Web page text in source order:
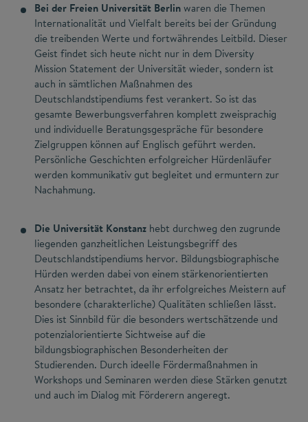
Bei der Freien Universität Berlinwaren die Themen
Internationalität und Vielfalt bereits bei der Gründung
die treibenden Werte und fortwährendes Leitbild. Dieser
Geist findet sich heute nicht nur in dem Diversity
Mission Statement der Universität wieder, sondern ist
auch in sämtlichen Maßnahmen des
Deutschlandstipendiums fest verankert. So ist das
gesamte Bewerbungsverfahren komplett zweisprachig
und individuelle Beratungsgespräche für besondere
Zielgruppen können auf Englisch geführt werden.
Persönliche Geschichten erfolgreicher Hürdenläufer
werden kommunikativ gut begleitet und ermuntern zur
Nachahmung.
Die Universität Konstanz hebt durchweg den zugrunde
liegenden ganzheitlichen Leistungsbegriff des
Deutschlandstipendiums hervor. Bildungsbiographische
Hürden werden dabei von einem stärkenorientierten
Ansatz her betrachtet, da ihr erfolgreiches Meistern auf
besondere (charakterliche) Qualitäten schließen lässt.
Dies ist Sinnbild für die besonders wertschätzende und
potenzialorientierte Sichtweise auf die
bildungsbiographischen Besonderheiten der
Studierenden. Durch ideelle Fördermaßnahmen in
Workshops und Seminaren werden diese Stärken genutzt
und auch im Dialog mit Förderern angeregt.